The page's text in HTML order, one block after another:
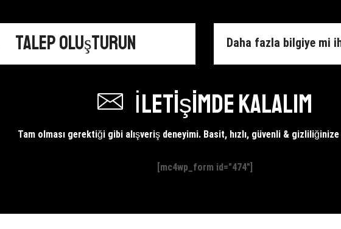
Talep Oluşturun Daha fazla bilgiye mi
İletişimde kalalım
Tam olması gerektiği gibi alışveriş deneyimi. Basit, hızlı, güvenli &
[mc4wp_form id="474"]